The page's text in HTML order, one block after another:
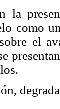
la
como
el